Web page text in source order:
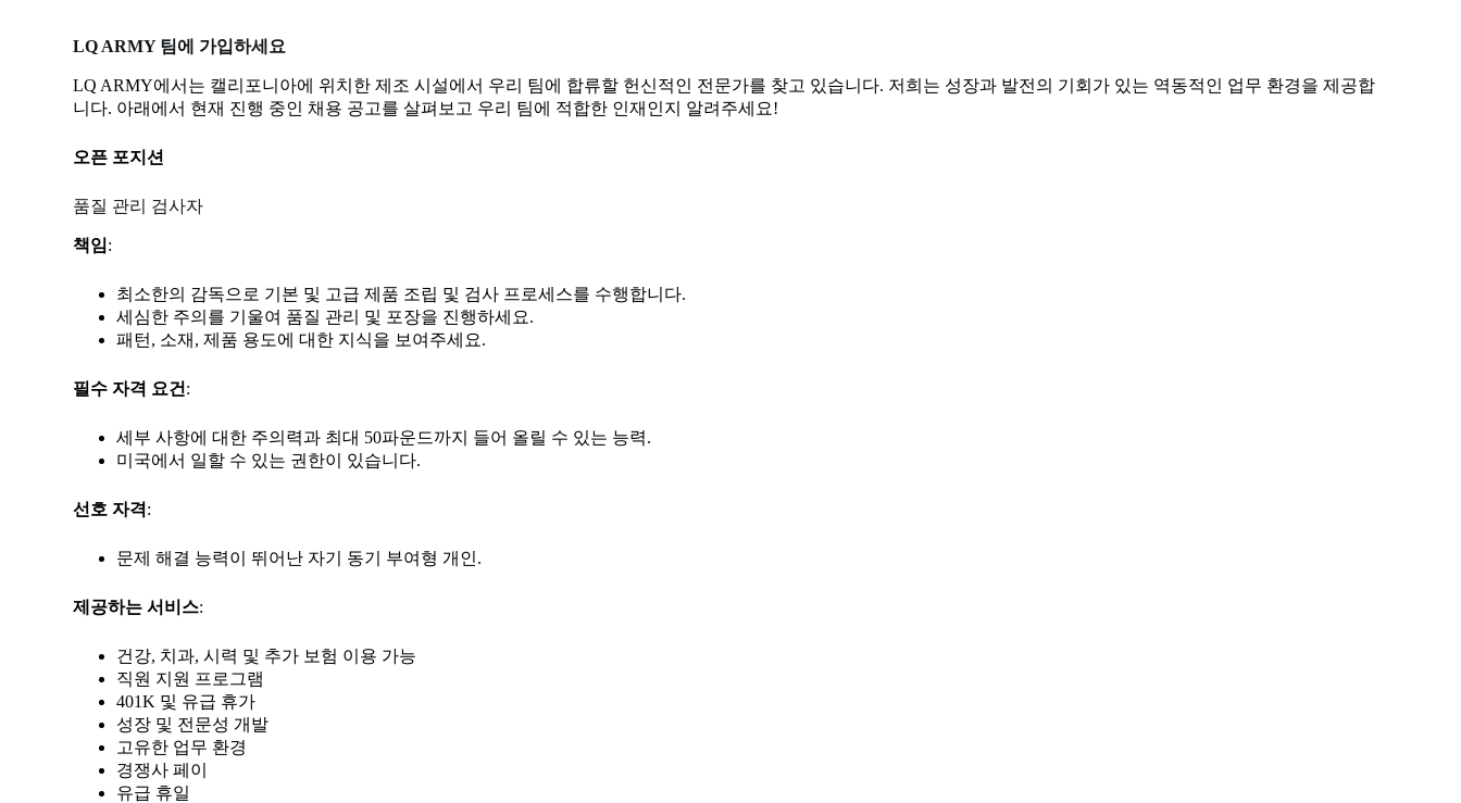
Swedish
LQ ARMY 팀에 가입하세요
LQ ARMY에서는 캘리포니아에 위치한 제조 시설에서 우리 팀에 합류할 헌신적인 전문가를 찾고 있습니다. 저희는 성장과 발전의 기회가 있는 역동적인 업무 환경을 제공합
니다. 아래에서 현재 진행 중인 채용 공고를 살펴보고 우리 팀에 적합한 인재인지 알려주세요!
오픈 포지션
품질 관리 검사자
책임:
최소한의 감독으로 기본 및 고급 제품 조립 및 검사 프로세스를 수행합니다.
세심한 주의를 기울여 품질 관리 및 포장을 진행하세요.
패턴, 소재, 제품 용도에 대한 지식을 보여주세요.
필수 자격 요건 :
세부 사항에 대한 주의력과 최대 50파운드까지 들어 올릴 수 있는 능력.
미국에서 일할 수 있는 권한이 있습니다.
선호 자격:
문제 해결 능력이 뛰어난 자기 동기 부여형 개인.
제공하는 서비스:
건강, 치과, 시력 및 추가 보험 이용 가능
직원 지원 프로그램
401K 및 유급 휴가
성장 및 전문성 개발
고유한 업무 환경
경쟁사 페이
유급 휴일